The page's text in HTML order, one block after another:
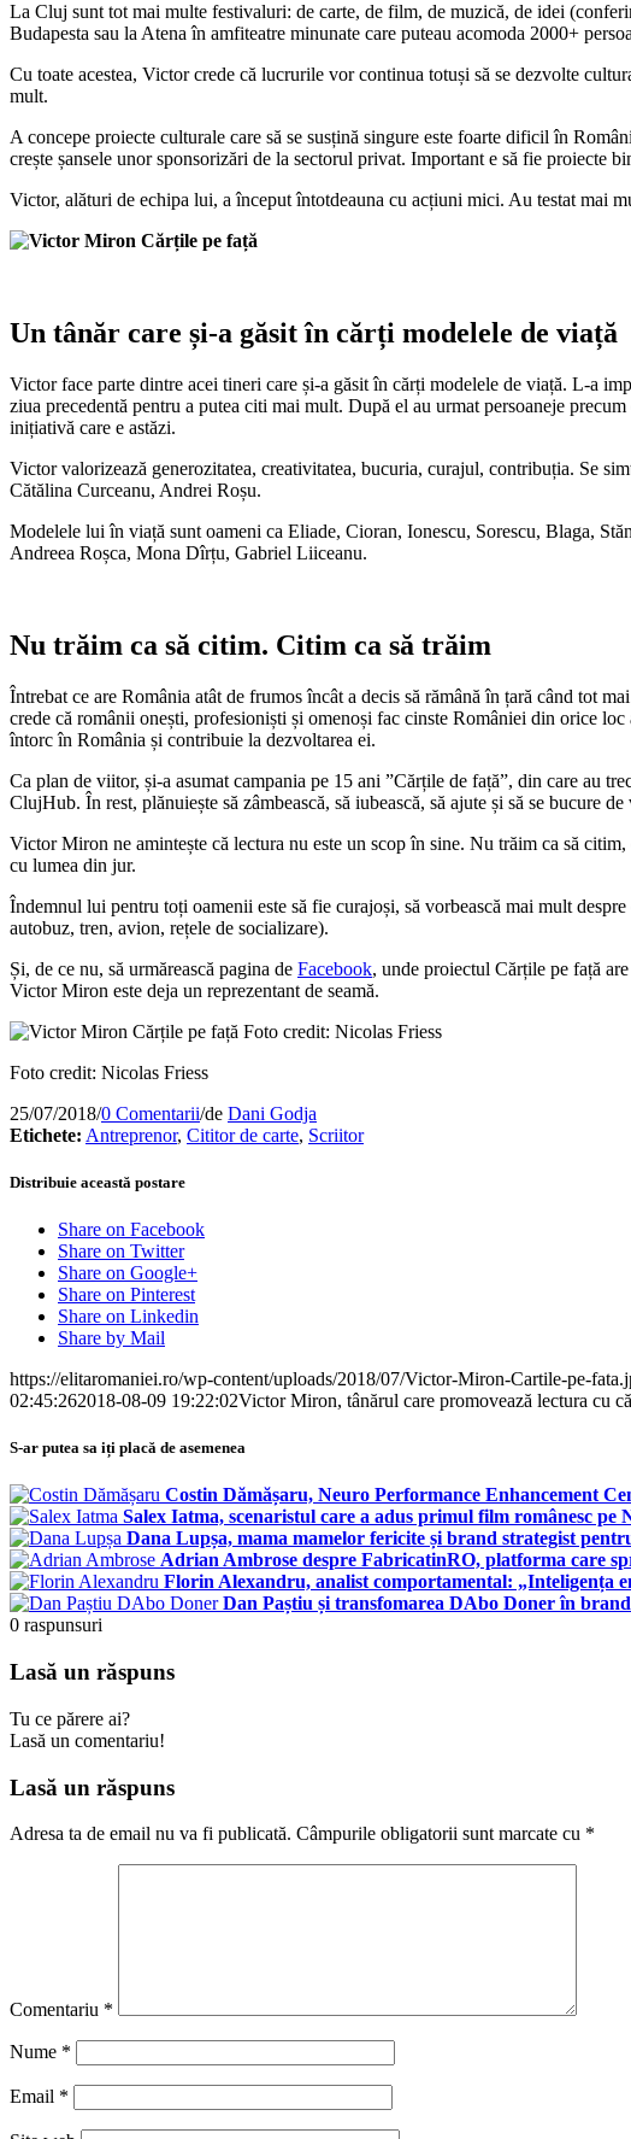
La Cluj sunt tot mai multe festivaluri: de carte, de film, de muzică, de idei
Budapesta sau la Atena în amfiteatre minunate care puteau acomoda 2000+
Cu toate acestea, Victor crede că lucrurile vor continua totuși să se dezvolte
mult.
A concepe proiecte culturale care să se susțină singure este foarte dificil în
crește șansele unor sponsorizări de la sectorul privat. Important e să fie proiecte
Victor, alături de echipa lui, a început întotdeauna cu acțiuni mici. Au testat mai
Un tânăr care și-a găsit în cărți modelele de viață
Victor face parte dintre acei tineri care și-a găsit în cărți modelele de viață. L-a
ziua precedentă pentru a putea citi mai mult. După el au urmat persoaneje
inițiativă care e astăzi.
Victor valorizează generozitatea, creativitatea, bucuria, curajul, contribuția. Se
Cătălina Curceanu, Andrei Roșu.
Modelele lui în viață sunt oameni ca Eliade, Cioran, Ionescu, Sorescu, Blaga,
Andreea Roșca, Mona Dîrțu, Gabriel Liiceanu.
Nu trăim ca să citim. Citim ca să trăim
Întrebat ce are România atât de frumos încât a decis să rămână în țară când tot
crede că românii onești, profesioniști și omenoși fac cinste României din orice
întorc în România și contribuie la dezvoltarea ei.
Ca plan de viitor, și-a asumat campania pe 15 ani ”Cărțile de față”, din care au
ClujHub. În rest, plănuiește să zâmbească, să iubească, să ajute și să se bucure de
Victor Miron ne amintește că lectura nu este un scop în sine. Nu trăim ca să
cu lumea din jur.
Îndemnul lui pentru toți oamenii este să fie curajoși, să vorbească mai mult
autobuz, tren, avion, rețele de socializare).
Și, de ce nu, să urmărească pagina de Facebook, unde proiectul Cărțile pe față
Victor Miron este deja un reprezentant de seamă.
Foto credit: Nicolas Friess
25/07/2018/0 Comentarii/de Dani Godja
Etichete: Antreprenor, Cititor de carte, Scriitor
Distribuie această postare
Share on Facebook
Share on Twitter
Share on Google+
Share on Pinterest
Share on Linkedin
Share by Mail
https://elitaromaniei.ro/wp-content/uploads/2018/07/Victor-Miron-Cartile-pe-
02:45:262018-08-09 19:22:02Victor Miron, tânărul care promovează lectura cu
S-ar putea sa iți placă de asemenea
Costin Dămășaru, Neuro Performance Enhancement
Salex Iatma, scenaristul care a adus primul film românesc pe
Dana Lupșa, mama mamelor fericite și brand strategist
Adrian Ambrose despre FabricatinRO, platforma care
Florin Alexandru, analist comportamental: „Inteligența
Dan Paștiu și transfomarea DAbo Doner în
0 raspunsuri
Lasă un răspuns
Tu ce părere ai?
Lasă un comentariu!
Lasă un răspuns
Adresa ta de email nu va fi publicată. Câmpurile obligatorii sunt marcate cu *
Comentariu *
Nume *
Email *